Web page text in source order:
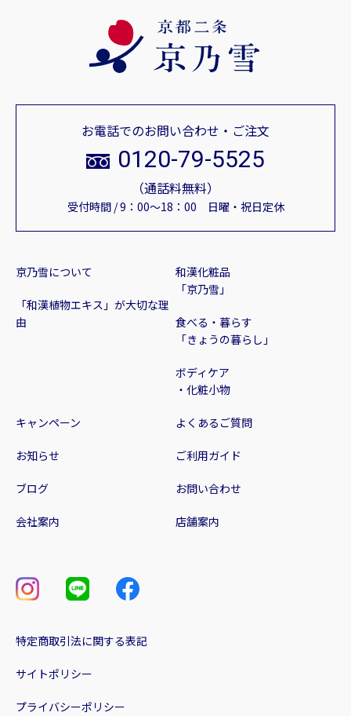
京乃雪について
「和漢植物エキス」が大切な理
由
和漢化粧品
「京乃雪」
食べる・暮らす
「きょうの暮らし」
ボディケア
・化粧小物
キャンペーン
お知らせ
ブログ
会社案内 店舗案内
よくあるご質問
ご利用ガイド
お問い合わせ
お電話でのお問い合わせ・ご注文
0120-79-5525
（通話料無料）
受付時間 / 9：00～18：00 日曜・祝日定休
特定商取引法に関する表記
サイトポリシー
プライバシーポリシー